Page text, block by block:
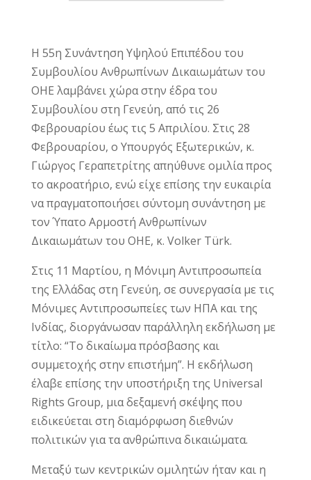
Η 55η Συνάντηση Υψηλού Επιπέδου του
Συμβουλίου Ανθρωπίνων Δικαιωμάτων του
ΟΗΕ λαμβάνει χώρα στην έδρα του
Συμβουλίου στη Γενεύη, από τις 26
Φεβρουαρίου έως τις 5 Απριλίου. Στις 28
Φεβρουαρίου, ο Υπουργός Εξωτερικών, κ.
Γιώργος Γεραπετρίτης απηύθυνε ομιλία προς
το ακροατήριο, ενώ είχε επίσης την ευκαιρία
να πραγματοποιήσει σύντομη συνάντηση με
τον Ύπατο Αρμοστή Ανθρωπίνων
Δικαιωμάτων του ΟΗΕ, κ. Volker Türk.
Στις 11 Μαρτίου, η Μόνιμη Αντιπροσωπεία
της Ελλάδας στη Γενεύη, σε συνεργασία με τις
Μόνιμες Αντιπροσωπείες των ΗΠΑ και της
Ινδίας, διοργάνωσαν παράλληλη εκδήλωση με
τίτλο: “Το δικαίωμα πρόσβασης και
συμμετοχής στην επιστήμη”. Η εκδήλωση
έλαβε επίσης την υποστήριξη της Universal
Rights Group, μια δεξαμενή σκέψης που
ειδικεύεται στη διαμόρφωση διεθνών
πολιτικών για τα ανθρώπινα δικαιώματα.
Μεταξύ των κεντρικών ομιλητών ήταν και η